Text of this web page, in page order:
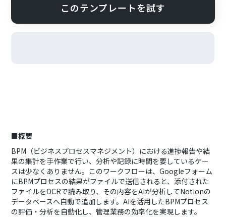
このテンプレートを試す
■概要
BPM（ビジネスプロセスマネジメント）における進捗報告や結
果の集計を手作業で行い、分析や記録に時間を要しているケー
スは少なくありません。このワークフローは、Googleフォーム
にBPMプロセスの結果がファイルで送信されると、添付された
ファイルをOCRで読み取り、その内容をAIが分析してNotionの
データベースへ自動で追加します。AIを活用したBPMプロセス
の評価・分析を自動化し、管理業務の効率化を実現します。